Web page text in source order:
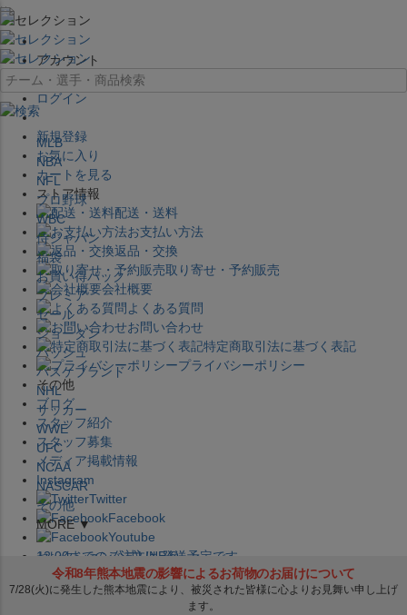
×
アカウント
ログイン
新規登録
お気に入り
カートを見る
ストア情報
配送・送料
お支払い方法
返品・交換
取り寄せ・予約販売
会社概要
よくある質問
お問い合わせ
特定商取引法に基づく表記
プライバシーポリシー
その他
ブログ
スタッフ紹介
スタッフ募集
メディア掲載情報
Instagram
Twitter
Facebook
Youtube
セレクション公式LINE@
MLB
NBA
NFL
プロ野球
WBC
侍ジャパン
福袋
お買い得パック
プレミア
セール
ジョーダン
バッシュ
バスケブランド
NHL
サッカー
WWE
UFC
NCAA
NASCAR
その他
MORE ▼
12:00までのご注文は発送予定です。
在庫品は 1-3営業日内で発送!! ※お取寄せ商品は対象外